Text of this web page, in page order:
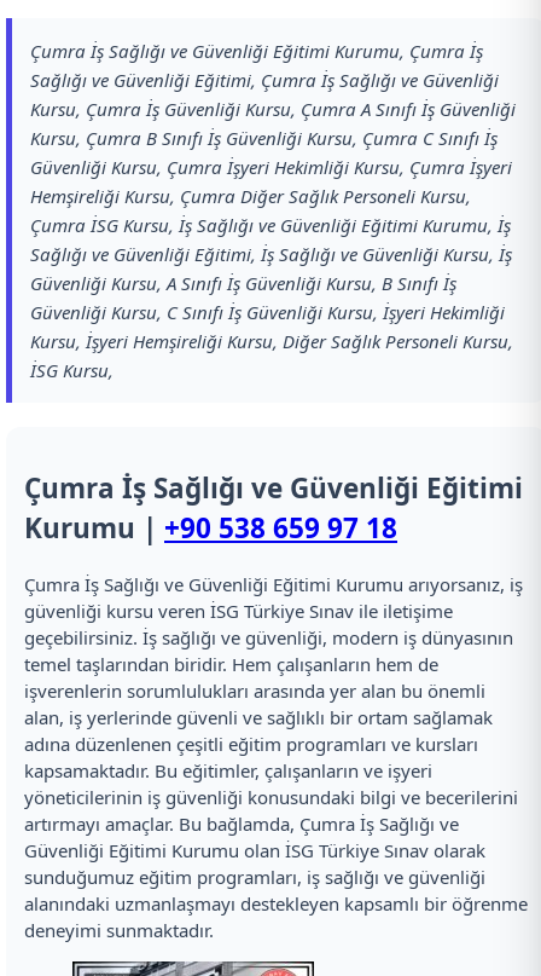
Çumra İş Sağlığı ve Güvenliği Eğitimi Kurumu, Çumra İş
Sağlığı ve Güvenliği Eğitimi, Çumra İş Sağlığı ve Güvenliği
Kursu, Çumra İş Güvenliği Kursu, Çumra A Sınıfı İş Güvenliği
Kursu, Çumra B Sınıfı İş Güvenliği Kursu, Çumra C Sınıfı İş
Güvenliği Kursu, Çumra İşyeri Hekimliği Kursu, Çumra İşyeri
Hemşireliği Kursu, Çumra Diğer Sağlık Personeli Kursu,
Çumra İSG Kursu, İş Sağlığı ve Güvenliği Eğitimi Kurumu, İş
Sağlığı ve Güvenliği Eğitimi, İş Sağlığı ve Güvenliği Kursu, İş
Güvenliği Kursu, A Sınıfı İş Güvenliği Kursu, B Sınıfı İş
Güvenliği Kursu, C Sınıfı İş Güvenliği Kursu, İşyeri Hekimliği
Kursu, İşyeri Hemşireliği Kursu, Diğer Sağlık Personeli Kursu,
İSG Kursu,
Çumra İş Sağlığı ve Güvenliği Eğitimi
Kurumu | +90 538 659 97 18
Çumra İş Sağlığı ve Güvenliği Eğitimi Kurumu arıyorsanız, iş
güvenliği kursu veren İSG Türkiye Sınav ile iletişime
geçebilirsiniz. İş sağlığı ve güvenliği, modern iş dünyasının
temel taşlarından biridir. Hem çalışanların hem de
işverenlerin sorumlulukları arasında yer alan bu önemli
alan, iş yerlerinde güvenli ve sağlıklı bir ortam sağlamak
adına düzenlenen çeşitli eğitim programları ve kursları
kapsamaktadır. Bu eğitimler, çalışanların ve işyeri
yöneticilerinin iş güvenliği konusundaki bilgi ve becerilerini
artırmayı amaçlar. Bu bağlamda, Çumra İş Sağlığı ve
Güvenliği Eğitimi Kurumu olan İSG Türkiye Sınav olarak
sunduğumuz eğitim programları, iş sağlığı ve güvenliği
alanındaki uzmanlaşmayı destekleyen kapsamlı bir öğrenme
deneyimi sunmaktadır.